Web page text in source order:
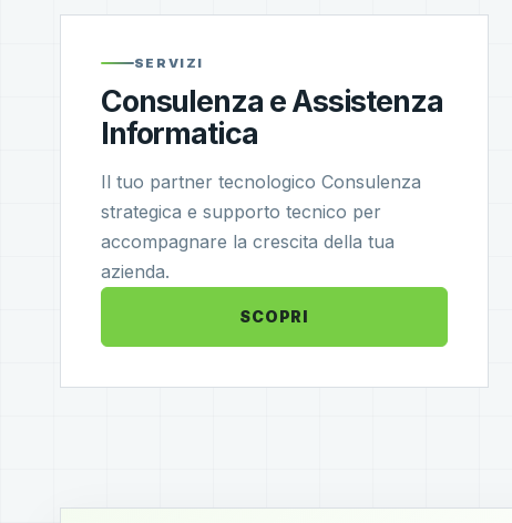
SERVIZI
Consulenza e Assistenza
Informatica
Il tuo partner tecnologico Consulenza
strategica e supporto tecnico per
accompagnare la crescita della tua
azienda.
SCOPRI